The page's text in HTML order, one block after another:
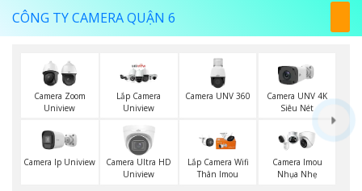
CÔNG TY CAMERA QUẬN 6
Camera Zoom
Uniview
Lắp Camera
Uniview
Camera UNV 360
Camera UNV 4K
Siêu Nét
Camera Ip Uniview
Camera Ultra HD
Uniview
Lắp Camera Wifi
Thân Imou
Camera Imou
Nhụa Nhẹ